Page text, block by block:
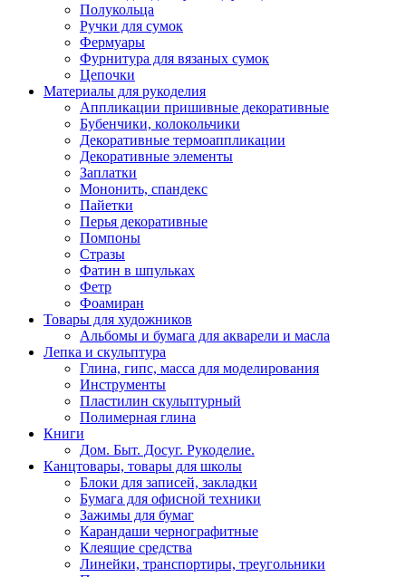
Полукольца
Ручки для сумок
Фермуары
Фурнитура для вязаных сумок
Цепочки
Материалы для рукоделия
Аппликации пришивные декоративные
Бубенчики, колокольчики
Декоративные термоаппликации
Декоративные элементы
Заплатки
Мононить, спандекс
Пайетки
Перья декоративные
Помпоны
Стразы
Фатин в шпульках
Фетр
Фоамиран
Товары для художников
Альбомы и бумага для акварели и масла
Лепка и скульптура
Глина, гипс, масса для моделирования
Инструменты
Пластилин скульптурный
Полимерная глина
Книги
Дом. Быт. Досуг. Рукоделие.
Канцтовары, товары для школы
Блоки для записей, закладки
Бумага для офисной техники
Зажимы для бумаг
Карандаши чернографитные
Клеящие средства
Линейки, транспортиры, треугольники